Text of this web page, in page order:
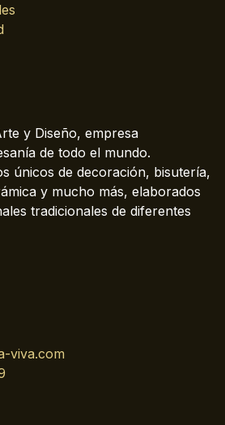
y Diseño, empresa
de todo el mundo.
únicos de decoración, bisutería,
y mucho más, elaborados
tradicionales de diferentes
viva.com